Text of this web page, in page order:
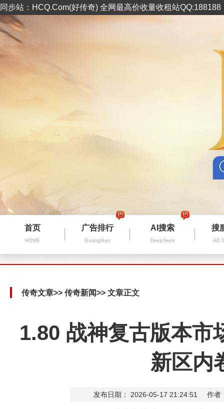
同步站：HCQ.Com(好传奇) 全网最高价收量收租站
首页
HOME
广告排行
GuangGao
AI搜索
DeepSeek
搜
AD
传奇文章>> 传奇新闻>> 文章正文
1.80 战神复古版本市
新区内
发布日期： 2026-05-17 21:24:51 作者